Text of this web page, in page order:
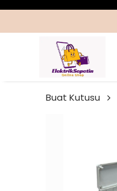
Buat Kutusu